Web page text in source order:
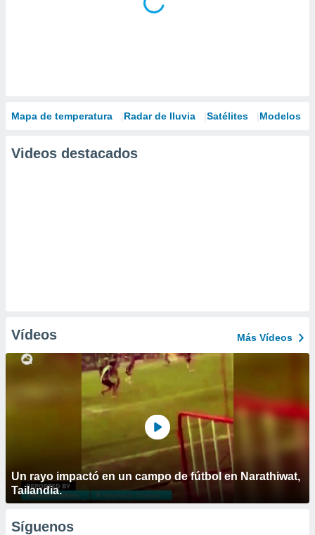
Mapa de temperatura Radar de lluvia Satélites Modelos
Videos destacados
Vídeos Más Vídeos
Un rayo impactó en un campo de fútbol en Narathiwat,
Tailandia.
Síguenos